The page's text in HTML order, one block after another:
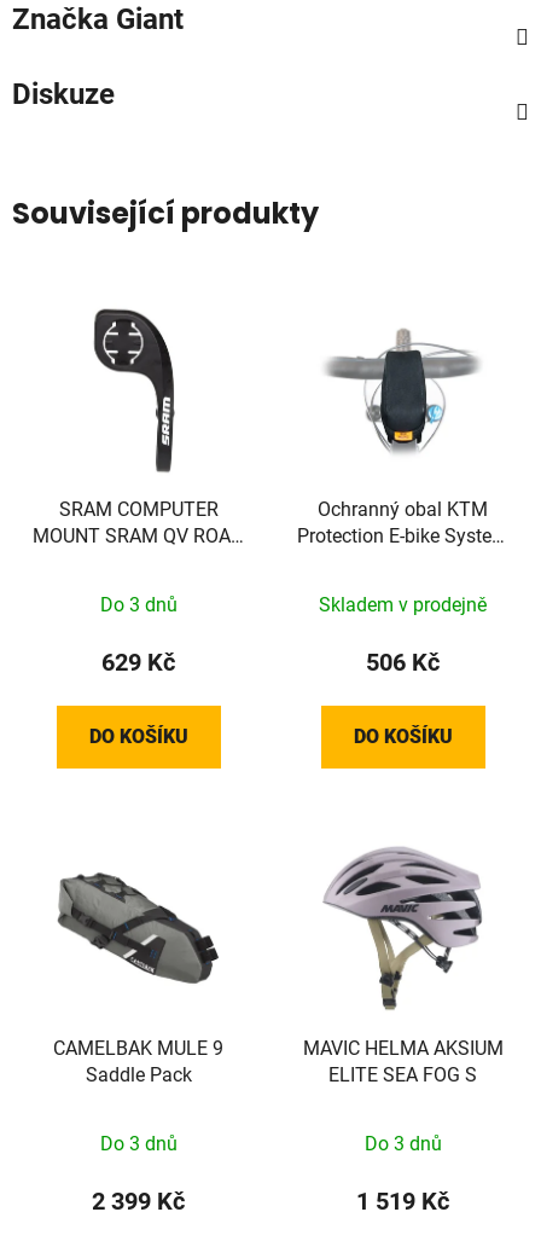
Značka Giant
Diskuze
Související produkty
SRAM COMPUTER
MOUNT SRAM QV ROAD
Do 3 dnů
629 Kč
DO KOŠÍKU
Ochranný obal KTM
Protection E-bike System
Skladem v prodejně
506 Kč
DO KOŠÍKU
CAMELBAK MULE 9
Saddle Pack
Do 3 dnů
2 399 Kč
MAVIC HELMA AKSIUM
ELITE SEA FOG S
Do 3 dnů
1 519 Kč